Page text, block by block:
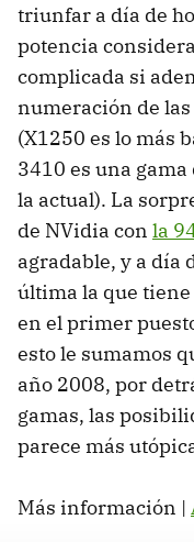
triunfar a día de
potencia
complicada si
numeración de
(X1250 es lo más
3410 es una
la actual). La
de NVidia con la
agradable, y a día
última la que tiene
en el primer
esto le sumamos
año 2008, por
gamas, las
parece más
Más información |